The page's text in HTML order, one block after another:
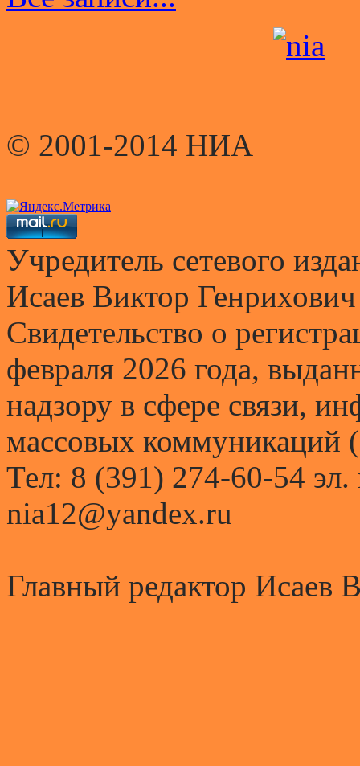
© 2001-2014 НИА
Учредитель сетевого
Исаев Виктор Генрихович
Свидетельство о
февраля 2026 года,
надзору в сфере связи,
массовых коммуникаций
Тел: 8 (391) 274-60-54 эл.
nia12@yandex.ru
Главный редактор Исаев